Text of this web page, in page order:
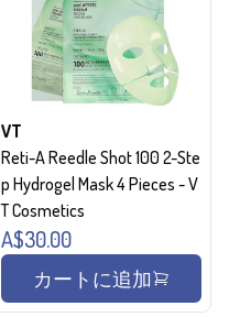
VT
Reti-A Reedle Shot 100 2-Ste
p Hydrogel Mask 4 Pieces - V
T Cosmetics
A$30.00
カートに追加